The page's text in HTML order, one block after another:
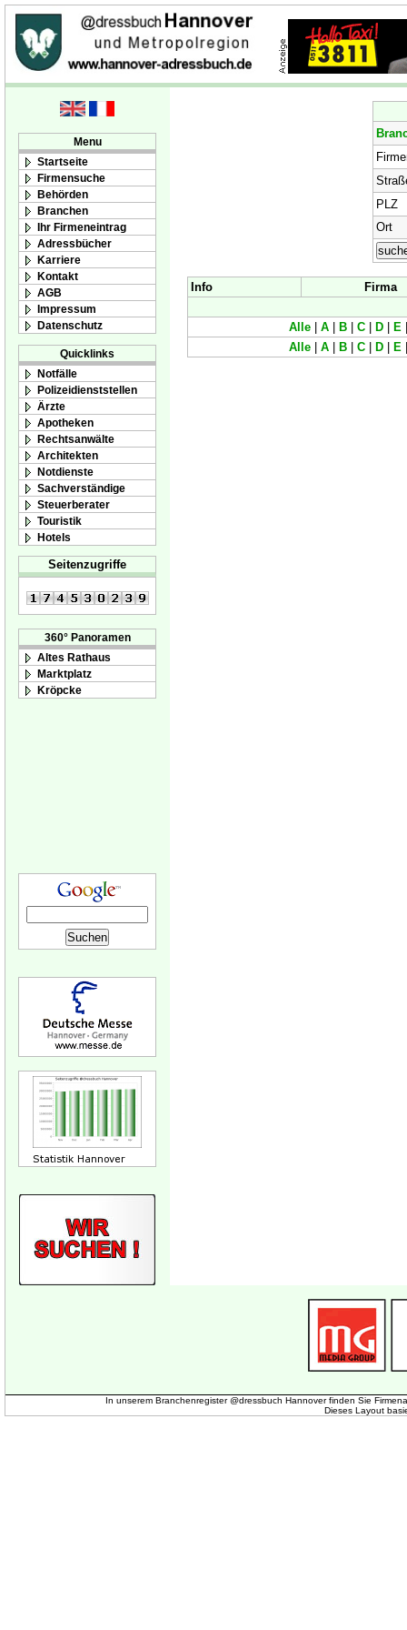
Menu
Startseite
Firmensuche
Behörden
Branchen
Ihr Firmeneintrag
Adressbücher
Karriere
Kontakt
AGB
Impressum
Datenschutz
Quicklinks
Notfälle
Polizeidienststellen
Ärzte
Apotheken
Rechtsanwälte
Architekten
Notdienste
Sachverständige
Steuerberater
Touristik
Hotels
Seitenzugriffe
360° Panoramen
Altes Rathaus
Marktplatz
Kröpcke
PLZ
Ort
Info Firma
Alle A B C D E
Alle
A B C D E
In unserem Branchenregister @dressbuch Hannover finden Sie
Dieses Layout